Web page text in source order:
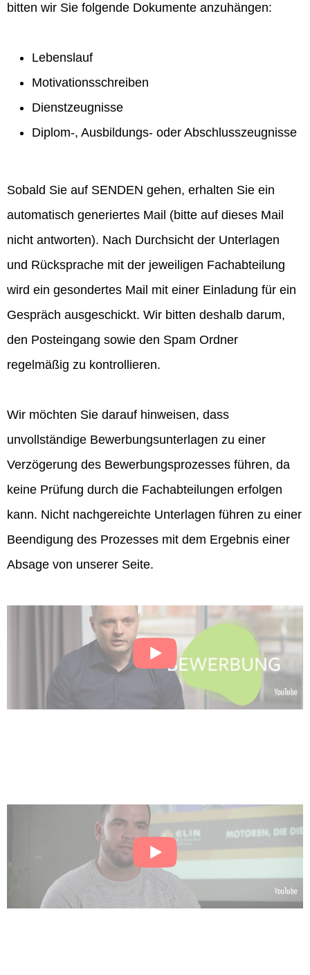
bitten wir Sie folgende Dokumente anzuhängen:
Lebenslauf
Motivationsschreiben
Dienstzeugnisse
Diplom-, Ausbildungs- oder Abschlusszeugnisse
Sobald Sie auf SENDEN gehen, erhalten Sie ein
automatisch generiertes Mail (bitte auf dieses Mail
nicht antworten). Nach Durchsicht der Unterlagen
und Rücksprache mit der jeweiligen Fachabteilung
wird ein gesondertes Mail mit einer Einladung für ein
Gespräch ausgeschickt. Wir bitten deshalb darum,
den Posteingang sowie den Spam Ordner
regelmäßig zu kontrollieren.
Wir möchten Sie darauf hinweisen, dass
unvollständige Bewerbungsunterlagen zu einer
Verzögerung des Bewerbungsprozesses führen, da
keine Prüfung durch die Fachabteilungen erfolgen
kann. Nicht nachgereichte Unterlagen führen zu einer
Beendigung des Prozesses mit dem Ergebnis einer
Absage von unserer Seite.